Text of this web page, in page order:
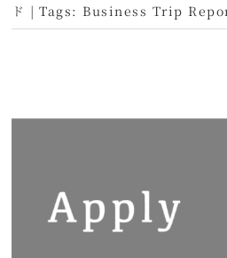
ド | Tags: Business Trip